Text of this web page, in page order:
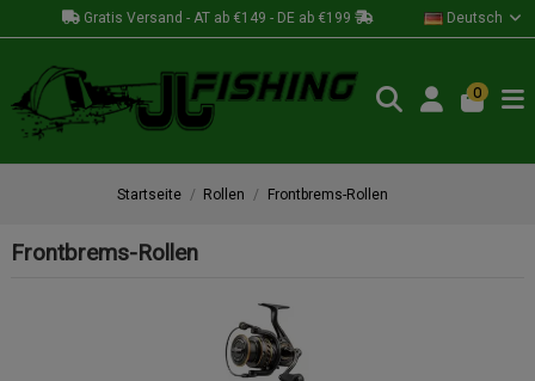
Gratis Versand - AT ab €149 - DE ab €199 Deutsch
0
Startseite Rollen Frontbrems-Rollen
Frontbrems-Rollen